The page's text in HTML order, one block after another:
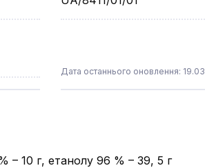
Дата останнього оновлення:
– 10 г, етанолу 96 % – 39, 5 г